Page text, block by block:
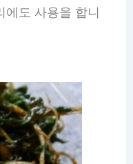
에도 사용을 합니